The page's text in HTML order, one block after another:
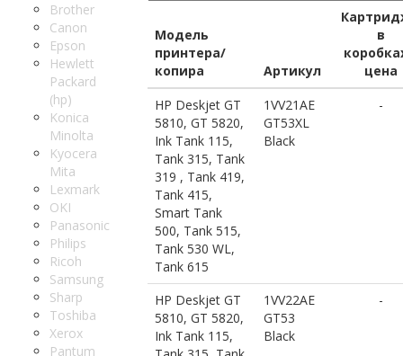
Brother
Canon
Epson
Hewlett
Packard
(hp)
Konica
Minolta
Kyocera
Mita
Lexmark
OKI
Panasonic
Philips
Ricoh
Samsung
Sharp
Toshiba
Xerox
Pantum
Модель
принтера/
копира
Артикул
в
цена
HP Deskjet GT
5810, GT 5820,
Ink Tank 115,
Tank 315, Tank
319 , Tank 419,
Tank 415,
Smart Tank
500, Tank 515,
Tank 530 WL,
Tank 615
1VV21AE
GT53XL
Black
-
HP Deskjet GT
5810, GT 5820,
Ink Tank 115,
1VV22AE
GT53
Black
-